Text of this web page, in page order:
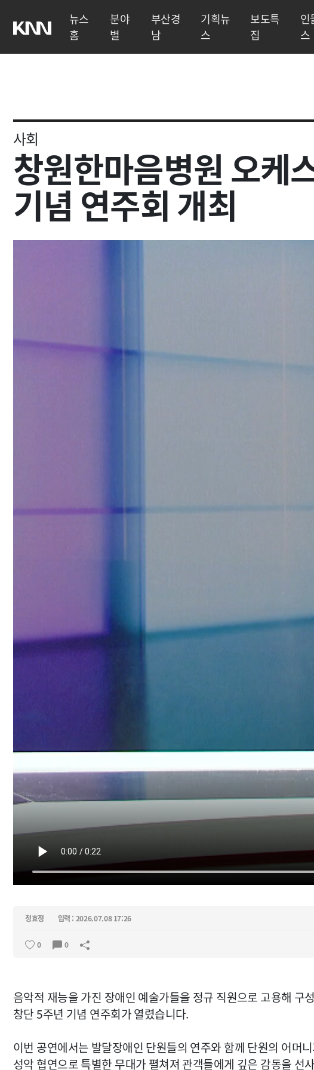
뉴스
홈
분야
별
부산경
남
기획뉴
스
보도특
집
인
스
사회
창원한마음병원 오케
기념 연주회 개최
정효정 입력 : 2026.07.08 17:26
0 0
음악적 재능을 가진 장애인 예술가들을 정규 직원으로 고용해 구
창단 5주년 기념 연주회가 열렸습니다.
이번 공연에서는 발달장애인 단원들의 연주와 함께 단원의 어머
성악 협연으로 특별한 무대가 펼쳐져 관객들에게 깊은 감동을 선